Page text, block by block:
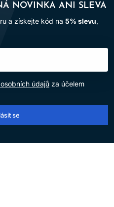
profesionální použití v
používání výrobku.
NOVINKA ANI SLEVA
a získejte kód na 5% slevu,
údajů za účelem
se